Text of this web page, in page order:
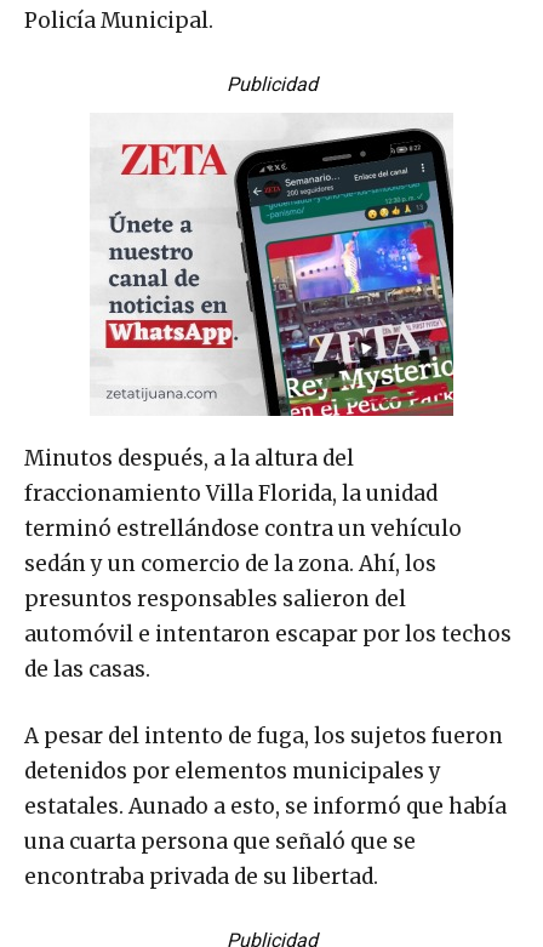
Policía Municipal.
Publicidad
Minutos después, a la altura del
fraccionamiento Villa Florida, la unidad
terminó estrellándose contra un vehículo
sedán y un comercio de la zona. Ahí, los
presuntos responsables salieron del
automóvil e intentaron escapar por los techos
de las casas.
A pesar del intento de fuga, los sujetos fueron
detenidos por elementos municipales y
estatales. Aunado a esto, se informó que había
una cuarta persona que señaló que se
encontraba privada de su libertad.
Publicidad